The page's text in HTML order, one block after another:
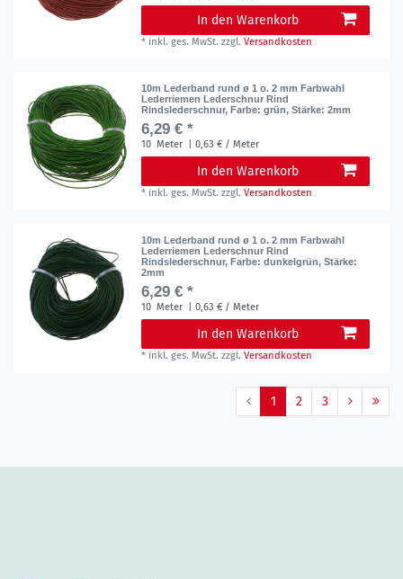
In den Warenkorb
* inkl. ges. MwSt. zzgl.Versandkosten
10m Lederband rund ø 1 o. 2 mm Farbwahl
Lederriemen Lederschnur Rind
Rindslederschnur, Farbe: grün, Stärke: 2mm
6,29 € *
10 Meter | 0,63 € / Meter
In den Warenkorb
* inkl. ges. MwSt. zzgl.Versandkosten
10m Lederband rund ø 1 o. 2 mm Farbwahl
Lederriemen Lederschnur Rind
Rindslederschnur, Farbe: dunkelgrün, Stärke:
2mm
6,29 € *
10 Meter | 0,63 € / Meter
In den Warenkorb
* inkl. ges. MwSt. zzgl.Versandkosten
1 2 3